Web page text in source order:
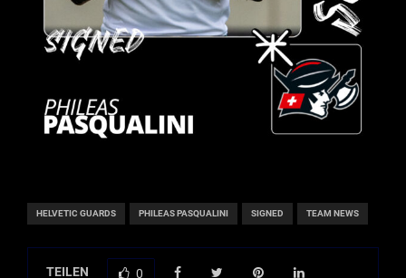
HELVETIC GUARDS PHILEAS PASQUALINI SIGNED TEAM NEWS
TEILEN 0